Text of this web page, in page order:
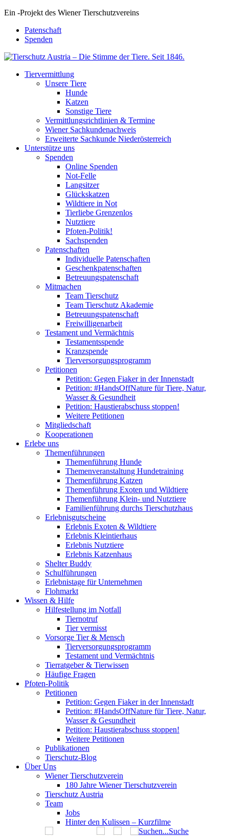
Ein -Projekt des Wiener Tierschutzvereins
Patenschaft
Spenden
Tiervermittlung
Unsere Tiere
Hunde
Katzen
Sonstige Tiere
Vermittlungsrichtlinien & Termine
Wiener Sachkundenachweis
Erweiterte Sachkunde Niederösterreich
Unterstütze uns
Spenden
Online Spenden
Not-Felle
Langsitzer
Glückskatzen
Wildtiere in Not
Tierliebe Grenzenlos
Nutztiere
Pfoten-Politik!
Sachspenden
Patenschaften
Individuelle Patenschaften
Geschenkpatenschaften
Betreuungspatenschaft
Mitmachen
Team Tierschutz
Team Tierschutz Akademie
Betreuungspatenschaft
Freiwilligenarbeit
Testament und Vermächtnis
Testamentsspende
Kranzspende
Tierversorgungsprogramm
Petitionen
Petition: Gegen Fiaker in der Innenstadt
Petition: #HandsOffNature für Tiere, Natur,
Wasser & Gesundheit
Petition: Haustierabschuss stoppen!
Weitere Petitionen
Mitgliedschaft
Kooperationen
Erlebe uns
Themenführungen
Themenführung Hunde
Themenveranstaltung Hundetraining
Themenführung Katzen
Themenführung Exoten und Wildtiere
Themenführung Klein- und Nutztiere
Familienführung durchs Tierschutzhaus
Erlebnisgutscheine
Erlebnis Exoten & Wildtiere
Erlebnis Kleintierhaus
Erlebnis Nutztiere
Erlebnis Katzenhaus
Shelter Buddy
Schulführungen
Erlebnistage für Unternehmen
Flohmarkt
Wissen & Hilfe
Hilfestellung im Notfall
Tiernotruf
Tier vermisst
Vorsorge Tier & Mensch
Tierversorgungsprogramm
Testament und Vermächtnis
Tierratgeber & Tierwissen
Häufige Fragen
Pfoten-Politik
Petitionen
Petition: Gegen Fiaker in der Innenstadt
Petition: #HandsOffNature für Tiere, Natur,
Wasser & Gesundheit
Petition: Haustierabschuss stoppen!
Weitere Petitionen
Publikationen
Tierschutz-Blog
Über Uns
Wiener Tierschutzverein
180 Jahre Wiener Tierschutzverein
Tierschutz Austria
Team
Jobs
Hinter den Kulissen – Kurzfilme
Suche